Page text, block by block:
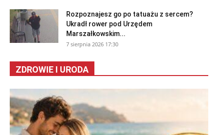
Rozpoznajesz go po tatuażu z sercem?
Ukradł rower pod Urzędem
Marszałkowskim...
7 sierpnia 2026 17:30
ZDROWIE I URODA